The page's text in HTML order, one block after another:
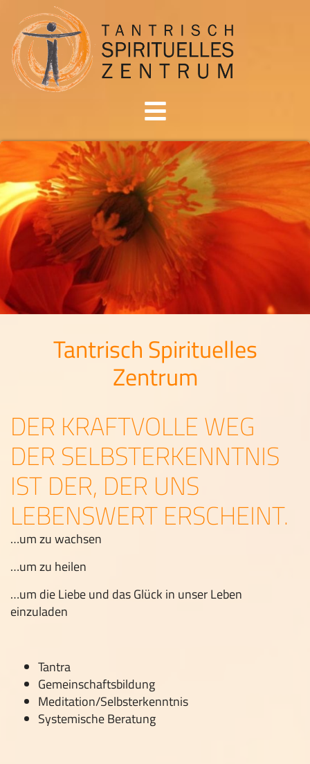
Tantrisch Spirituelles
Zentrum
DER KRAFTVOLLE WEG
DER SELBSTERKENNTNIS
IST DER, DER UNS
LEBENSWERT ERSCHEINT.
…um zu wachsen
…um zu heilen
…um die Liebe und das Glück in unser Leben
einzuladen
Tantra
Gemeinschaftsbildung
Meditation/Selbsterkenntnis
Systemische Beratung